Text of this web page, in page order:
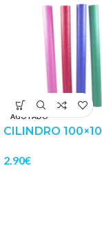
AGOTADO
CILINDRO 100×10
2.90€